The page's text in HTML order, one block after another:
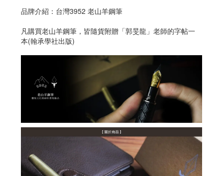
品牌介紹：台灣3952 老山羊鋼筆
凡購買老山羊鋼筆，皆隨貨附贈「郭旻龍」老師的字帖一
本(翰承學社出版)